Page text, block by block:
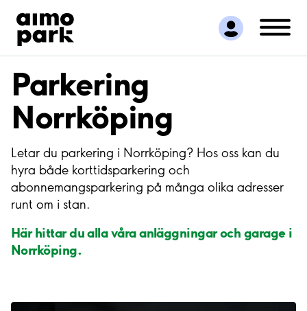
Hitta parkering
Samarbete
Kundservice
Om Aimo Park
Parkering
Norrköping
Letar du parkering i Norrköping? Hos oss kan du
hyra både korttidsparkering och
abonnemangsparkering på många olika adresser
runt om i stan.
Här hittar du alla våra anläggningar och garage i
Norrköping.